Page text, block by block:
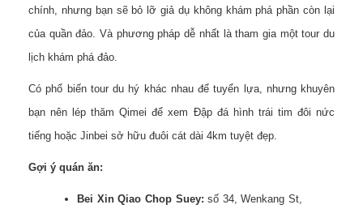
chính, nhưng bạn sẽ bỏ lỡ giả dụ không khám phá phần còn lại
của quần đảo. Và phương pháp dễ nhất là tham gia một tour du
lịch khám phá đảo.
Có phổ biến tour du hý khác nhau để tuyển lựa, nhưng khuyên
bạn nên lép thăm Qimei để xem Đập đá hình trái tim đôi nức
tiếng hoặc Jinbei sở hữu đuôi cát dài 4km tuyệt đẹp.
Gợi ý quán ăn:
Bei Xin Qiao Chop Suey: số 34, Wenkang St,